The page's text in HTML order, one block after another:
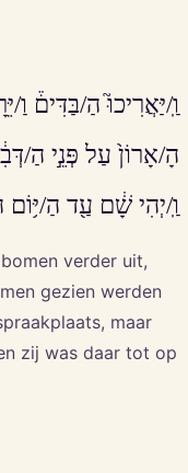
וַֽ/יַּאֲרִיכוּ֮ הַ/בַּדִּים֒
הָ/אָרוֹן֙ עַל פְּנֵ֣י הַ/
וַֽ/יְהִי שָׁ֔ם עַ֖ד הַ/יּ֥וֹם
verder uit,
gezien werden
maar
zij was daar tot op